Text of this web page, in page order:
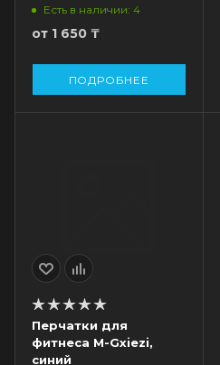
Есть в наличии: 4
от 1 650 ₸
ПОДРОБНЕЕ
Перчатки для
фитнеса M-Gxiezi,
синий